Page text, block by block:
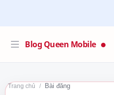
Blog Queen Mobile
Trang chủ Bài đăng